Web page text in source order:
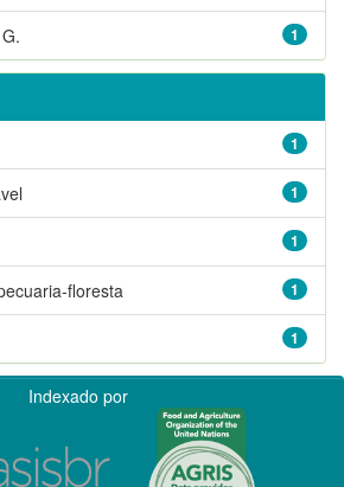
1
1
1
1
1
floresta
1
Indexado por